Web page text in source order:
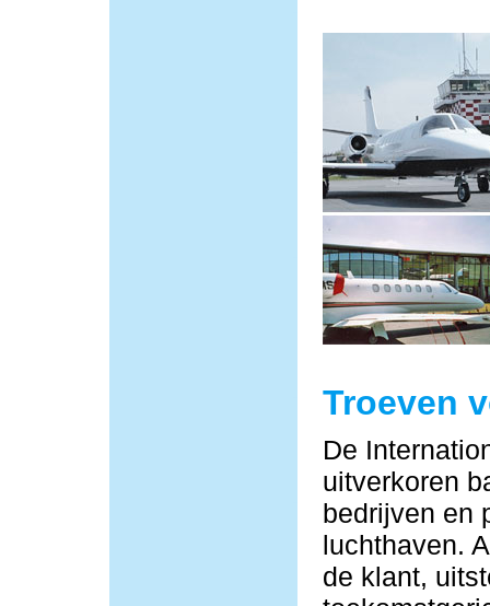
Troeven
De
uitverkoren
bedrijven en
luchthaven.
de klant,